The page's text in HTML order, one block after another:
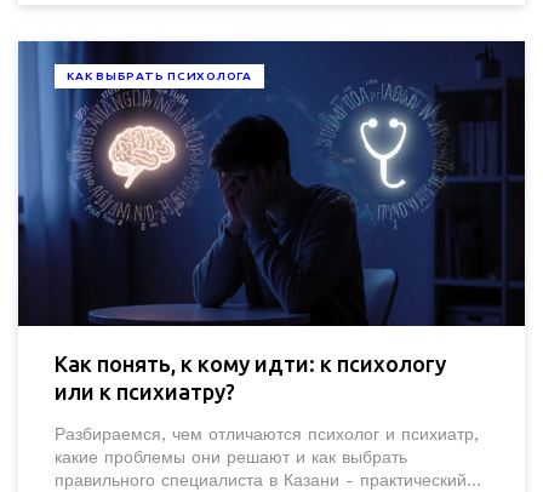
КАК ВЫБРАТЬ ПСИХОЛОГА
Как понять, к кому идти: к психологу
или к психиатру?
Разбираемся, чем отличаются психолог и психиатр,
какие проблемы они решают и как выбрать
правильного специалиста в Казани - практический